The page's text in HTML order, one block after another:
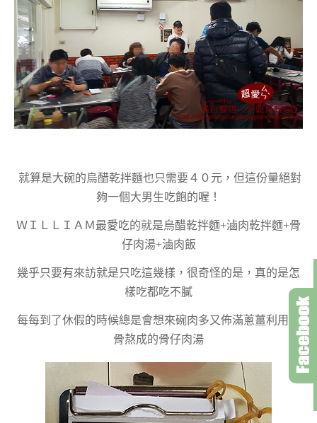
就算是大碗的烏醋乾拌麵也只需要４０元，但這份量絕對
夠一個大男生吃飽的喔！
ＷＩＬＬＩＡＭ最愛吃的就是烏醋乾拌麵+滷肉乾拌麵+骨
仔肉湯+滷肉飯
幾乎只要有來訪就是只吃這幾樣，很奇怪的是，真的是怎
樣吃都吃不膩
每每到了休假的時候總是會想來碗肉多又佈滿蔥薑利用大
骨熬成的骨仔肉湯